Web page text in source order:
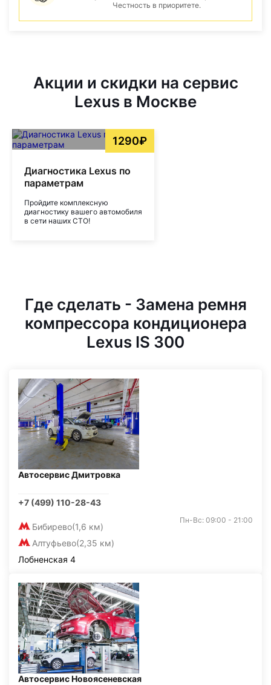
Честность в приоритете.
Акции и скидки на сервис
Lexus в Москве
1290₽
Диагностика Lexus по
параметрам
Пройдите комплексную
диагностику вашего автомобиля
в сети наших СТО!
Где сделать - Замена ремня
компрессора кондиционера
Lexus IS 300
Автосервис Дмитровка
+7 (499) 110-28-43
Бибирево(1,6 км)
Алтуфьево(2,35 км)
Пн-Вс: 09:00 - 21:00
Лобненская 4
Автосервис Новоясеневская